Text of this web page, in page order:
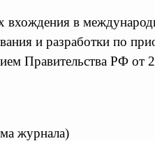
вхождения в
и разработки по
Правительства РФ от
журнала)